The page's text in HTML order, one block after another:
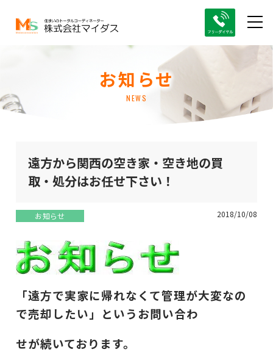
お知らせ
NEWS
遠方から関西の空き家・空き地の買
取・処分はお任せ下さい！
お知らせ 2018/10/08
「遠方で実家に帰れなくて管理が大変なの
で売却したい」というお問い合わ
せが続いております。